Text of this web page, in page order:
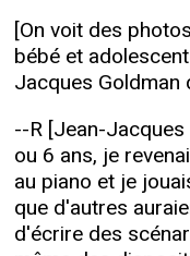
[On voit des
bébé et
Jacques Goldman
--R [Jean-
ou 6 ans, je
au piano et je
que d'autres
d'écrire des